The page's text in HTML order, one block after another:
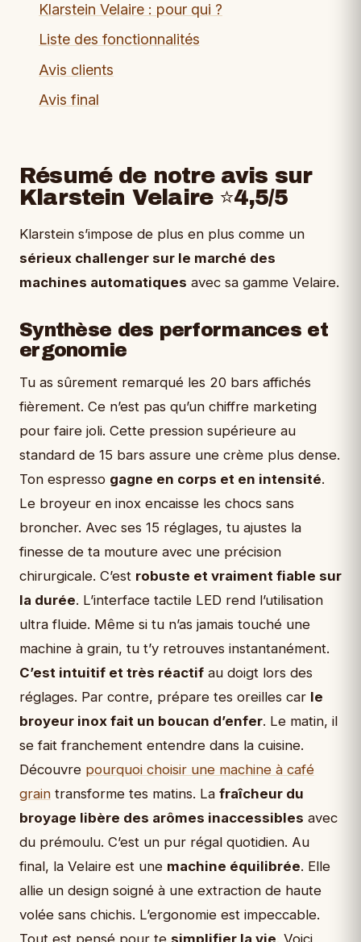
Klarstein Velaire : pour qui ?
Liste des fonctionnalités
Avis clients
Avis final
Résumé de notre avis sur
Klarstein Velaire ⭐4,5/5
Klarstein s’impose de plus en plus comme un
sérieux challenger sur le marché des
machines automatiques avec sa gamme Velaire.
Synthèse des performances et
ergonomie
Tu as sûrement remarqué les 20 bars affichés
fièrement. Ce n’est pas qu’un chiffre marketing
pour faire joli. Cette pression supérieure au
standard de 15 bars assure une crème plus dense.
Ton espresso gagne en corps et en intensité.
Le broyeur en inox encaisse les chocs sans
broncher. Avec ses 15 réglages, tu ajustes la
finesse de ta mouture avec une précision
chirurgicale. C’est robuste et vraiment fiable sur
la durée. L’interface tactile LED rend l’utilisation
ultra fluide. Même si tu n’as jamais touché une
machine à grain, tu t’y retrouves instantanément.
C’est intuitif et très réactif au doigt lors des
réglages. Par contre, prépare tes oreilles car le
broyeur inox fait un boucan d’enfer. Le matin, il
se fait franchement entendre dans la cuisine.
Découvre pourquoi choisir une machine à café
grain transforme tes matins. La fraîcheur du
broyage libère des arômes inaccessibles avec
du prémoulu. C’est un pur régal quotidien. Au
final, la Velaire est une machine équilibrée. Elle
allie un design soigné à une extraction de haute
volée sans chichis. L’ergonomie est impeccable.